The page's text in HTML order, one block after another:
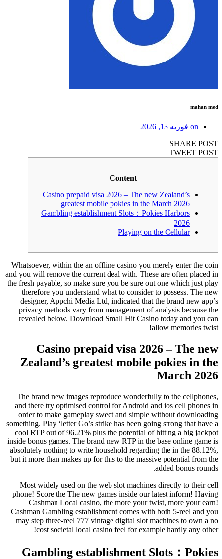
mahan med
on فوریه 13, 2026
SHARE POST
TWEET POST
Content
Casino prepaid visa 2026 – The new Zealand’s
greatest mobile pokies in the March 2026
Gambling establishment Slots：Pokies Harbors
2026
Playing on the Cellular
Whatsoever, within the an offline casino you merely enter the coin
and you will remove the current deal with. These are often placed in
the fresh payable, so make sure you be sure out one which just play
therefore you understand what to consider to possess. The new
designer, Appchi Media Ltd, indicated that the brand new app’s
privacy methods vary from management of analysis because the
revealed below. Download Small Hit Casino today and you can
allow memories twist!
Casino prepaid visa 2026 – The new
Zealand’s greatest mobile pokies in the
March 2026
The brand new images reproduce wonderfully to the cellphones,
and there try optimised control for Android and ios cell phones in
order to make gameplay sweet and simple without downloading
something. Play ‘letter Go’s strike has been going strong that have a
cool RTP out of 96.21% plus the potential of hitting a big jackpot
inside bonus games. The brand new RTP in the base online game is
absolutely nothing to write household regarding the in the 88.12%,
but it more than makes up for this to the massive potential from the
added bonus rounds.
Most widely used on the web slot machines directly to their cell
phone! Score the The new games inside our latest inform! Having
Cashman Local casino, the more your twist, more your earn!
Cashman Gambling establishment comes with both 5-reel and you
may step three-reel 777 vintage digital slot machines to own a no
cost societal local casino feel for example hardly any other!
Gambling establishment Slots：Pokies